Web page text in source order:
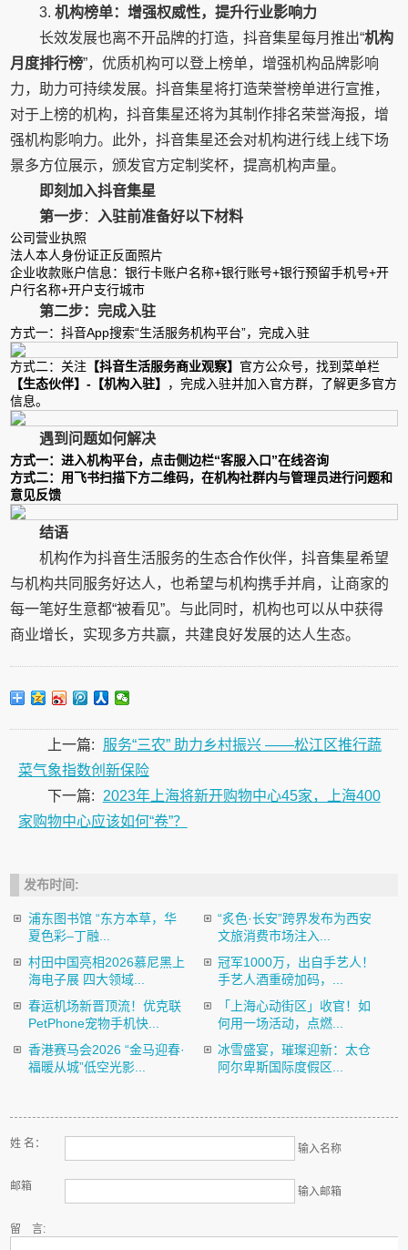
3.机构榜单：增强权威性，提升行业影响力
长效发展也离不开品牌的打造，抖音集星每月推出“机构
月度排行榜”，优质机构可以登上榜单，增强机构品牌影响
力，助力可持续发展。抖音集星将打造荣誉榜单进行宣推，
对于上榜的机构，抖音集星还将为其制作排名荣誉海报，增
强机构影响力。此外，抖音集星还会对机构进行线上线下场
景多方位展示，颁发官方定制奖杯，提高机构声量。
即刻加入抖音集星
第一步：入驻前准备好以下材料
公司营业执照
法人本人身份证正反面照片
企业收款账户信息：银行卡账户名称+银行账号+银行预留手机号+开
户行名称+开户支行城市
第二步：完成入驻
方式一：抖音App搜索“生活服务机构平台”，完成入驻
方式二：关注 【抖音生活服务商业观察】 官方公众号，找到菜单栏
【生态伙伴】-【机构入驻】
，完成入驻并加入官方群，了解更多官方
信息。
遇到问题如何解决
方式一：进入机构平台，点击侧边栏“客服入口”在线咨询
方式二：用飞书扫描下方二维码，在机构社群内与管理员进行问题和
意见反馈
结语
机构作为抖音生活服务的生态合作伙伴，抖音集星希望
与机构共同服务好达人，也希望与机构携手并肩，让商家的
每一笔好生意都“被看见”。与此同时，机构也可以从中获得
商业增长，实现多方共赢，共建良好发展的达人生态。
上一篇:
服务“三农” 助力乡村振兴 ——松江区推行蔬
菜气象指数创新保险
下一篇: 2023年上海将新开购物中心45家，上海400
家购物中心应该如何“卷”？
发布时间:
浦东图书馆 “东方本草，华
夏色彩–丁融...
“炙色·长安”跨界发布为西安
文旅消费市场注入...
村田中国亮相2026慕尼黑上
海电子展 四大领域...
冠军1000万，出自手艺人！
手艺人酒重磅加码，...
春运机场新晋顶流！优克联
PetPhone宠物手机快...
「上海心动街区」收官！如
何用一场活动，点燃...
香港赛马会2026 “金马迎春·
福暖从城”低空光影...
冰雪盛宴，璀璨迎新：太仓
阿尔卑斯国际度假区...
姓 名： 输入名称
邮箱 输入邮箱
留 言: